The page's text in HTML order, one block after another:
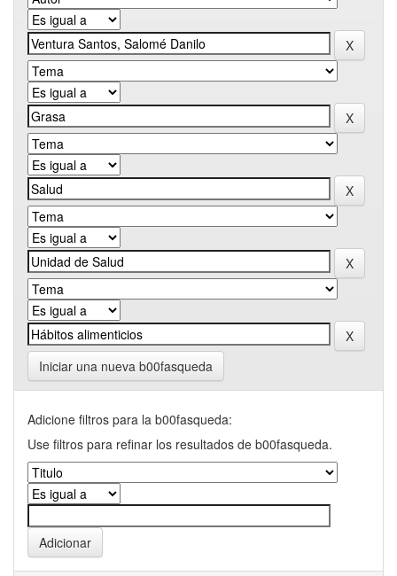
Iniciar una nueva b00fasqueda
Adicione filtros para la b00fasqueda:
Use filtros para refinar los resultados de b00fasqueda.